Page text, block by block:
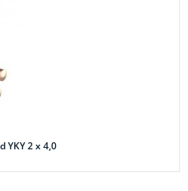
YKY 2 x 4,0